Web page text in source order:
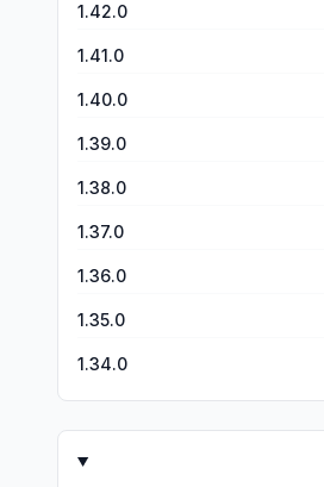
1.42.0
1.41.0
1.40.0
1.39.0
1.38.0
1.37.0
1.36.0
1.35.0
1.34.0